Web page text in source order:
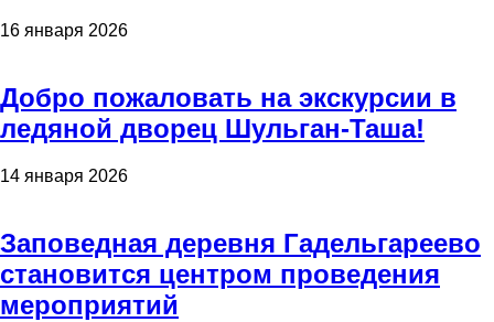
16 января 2026
Добро пожаловать на экскурсии в
ледяной дворец Шульган-Таша!
14 января 2026
Заповедная деревня Гадельгареево
становится центром проведения
мероприятий